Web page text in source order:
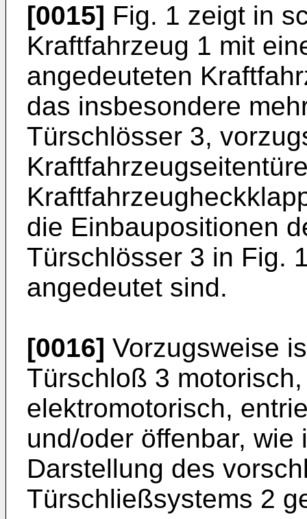
[0015] Fig. 1 zeigt in
Kraftfahrzeug 1 mit
angedeuteten
das insbesondere
Türschlösser 3,
die Einbaupositionen
Türschlösser 3 in Fig.
angedeutet sind.
[0016] Vorzugsweise
Türschloß 3
elektromotorisch,
und/oder öffenbar,
Darstellung des
Türschließsystems 2